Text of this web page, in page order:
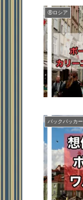
⑧ロシア
バックパッカー